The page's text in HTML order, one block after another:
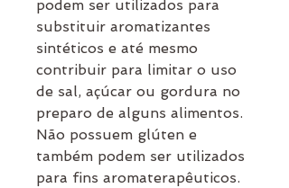
podem ser utilizados para
substituir aromatizantes
sintéticos e até mesmo
contribuir para limitar o uso
de sal, açúcar ou gordura no
preparo de alguns alimentos.
Não possuem glúten e
também podem ser utilizados
para fins aromaterapêuticos.